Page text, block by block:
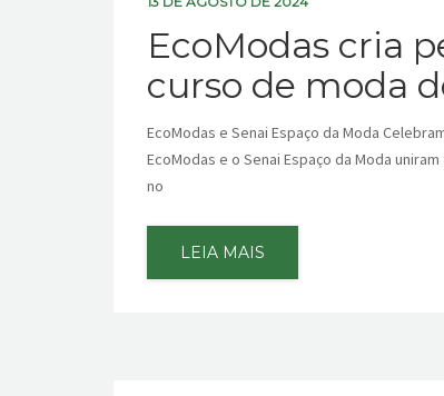
EcoModas cria
curso de moda
EcoModas e Senai Espaço da Moda
EcoModas e o Senai Espaço da Moda
no
LEIA MAIS